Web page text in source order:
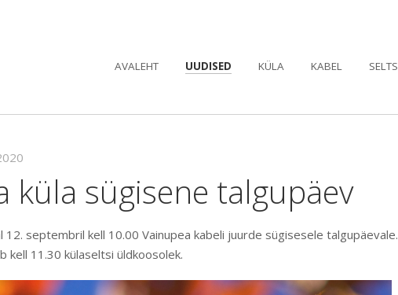
AVALEHT UUDISED KÜLA KABEL SELTS
küla sügisene talgupäev
12. septembril kell 10.00 Vainupea kabeli juurde sügisesele talgupäevale.
kell 11.30 külaseltsi üldkoosolek.